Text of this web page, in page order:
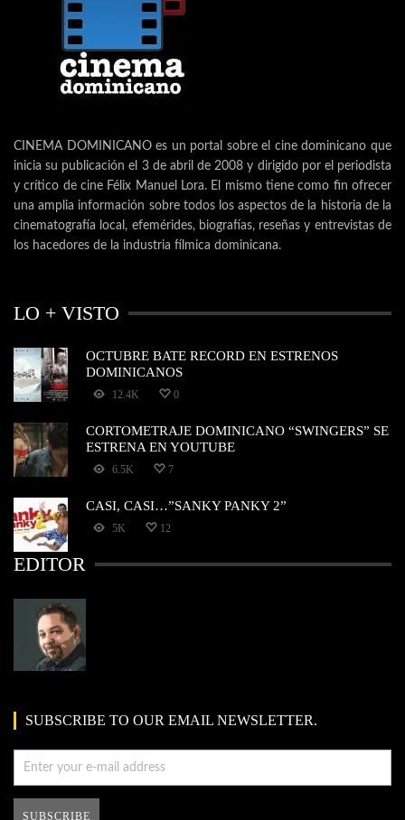
CINEMA DOMINICANO es un portal sobre el cine dominicano que
inicia su publicación el 3 de abril de 2008 y dirigido por el periodista
y crítico de cine Félix Manuel Lora. El mismo tiene como fin ofrecer
una amplia información sobre todos los aspectos de la historia de la
cinematografía local, efemérides, biografías, reseñas y entrevistas de
los hacedores de la industria fílmica dominicana.
LO + VISTO
OCTUBRE BATE RECORD EN ESTRENOS
DOMINICANOS
12.4K 0
CORTOMETRAJE DOMINICANO “SWINGERS” SE
ESTRENA EN YOUTUBE
6.5K 7
CASI, CASI…”SANKY PANKY 2”
5K 12
EDITOR
SUBSCRIBE TO OUR EMAIL NEWSLETTER.